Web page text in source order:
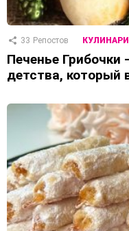
33 Репостов
Печенье
детства, который